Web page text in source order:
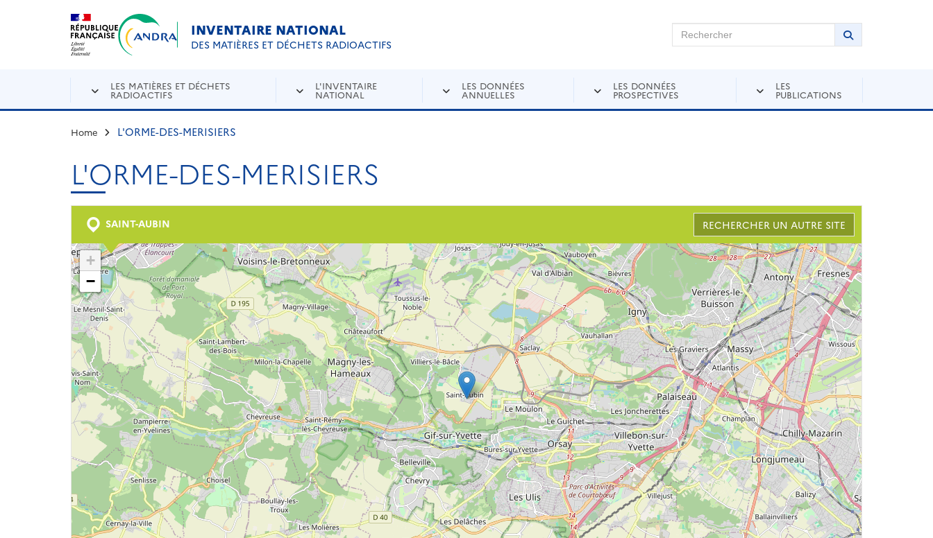
Aller au contenu principal
INVENTAIRE NATIONAL
DES MATIÈRES ET DÉCHETS RADIOACTIFS
Rechercher sur Andra Inventaire Rechercher
Lancer la
LES MATIÈRES ET DÉCHETS
RADIOACTIFS
L'INVENTAIRE
NATIONAL
LES DONNÉES
ANNUELLES
LES DONNÉES
PROSPECTIVES
LES
PUBLICATIONS
Home L'ORME-DES-MERISIERS
L'ORME-DES-MERISIERS
SAINT-AUBIN RECHERCHER UN AUTRE SITE
+
−